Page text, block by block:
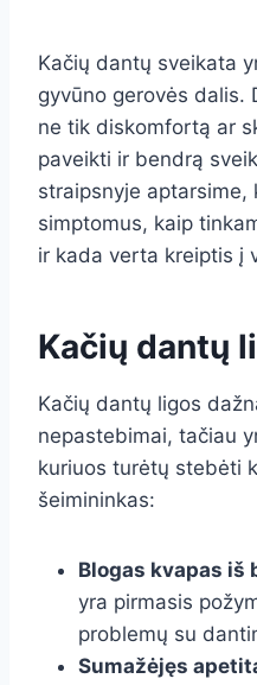
Kačių dantų sveikata
gyvūno gerovės dalis.
ne tik diskomfortą ar
paveikti ir bendrą
straipsnyje
simptomus, kaip
ir kada verta kreiptis į
Kačių dantų
Kačių dantų ligos
nepastebimai, tačiau
kuriuos turėtų stebėti
šeimininkas:
Blogas kvapas iš
yra pirmasis
problemų su
Sumažėjęs